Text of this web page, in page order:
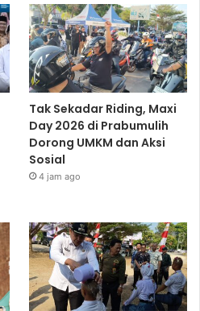
Tak Sekadar Riding, Maxi
Day 2026 di Prabumulih
Dorong UMKM dan Aksi
Sosial
4 jam ago